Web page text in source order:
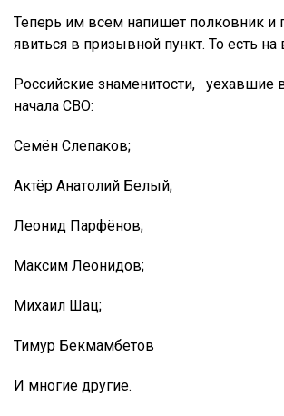
Теперь им всем напишет полковник и
явиться в призывной пункт. То есть на
Российские знаменитости, уехавшие
начала СВО:
Семён Слепаков;
Актёр Анатолий Белый;
Леонид Парфёнов;
Максим Леонидов;
Михаил Шац;
Тимур Бекмамбетов
И многие другие.